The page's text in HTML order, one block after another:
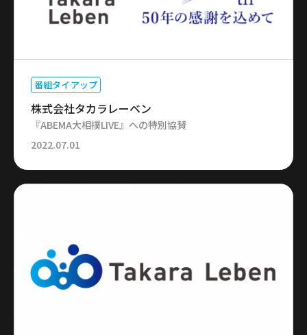
番組タイアップ
株式会社タカラレーベン
『ABEMA大相撲LIVE』への特別協賛
2022.07.01